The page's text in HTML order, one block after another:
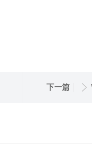
下一篇